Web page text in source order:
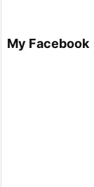
My Facebook